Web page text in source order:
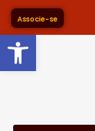
Barra
Associe-se